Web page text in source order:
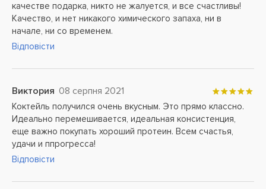
качестве подарка, никто не жалуется, и все счастливы!
Качество, и нет никакого химического запаха, ни в
начале, ни со временем.
Відповісти
Виктория 08 серпня 2021
Коктейль получился очень вкусным. Это прямо классно.
Идеально перемешивается, идеальная консистенция,
еще важно покупать хороший протеин. Всем счастья,
удачи и ппрогресса!
Відповісти